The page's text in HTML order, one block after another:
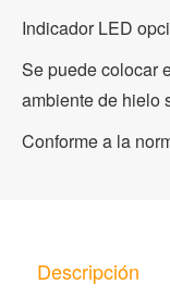
Indicador LED
Se puede colocar
ambiente de hielo
Conforme a la
Descripción